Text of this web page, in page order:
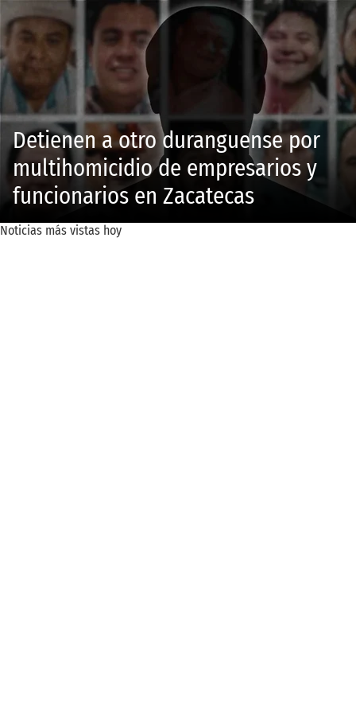
Detienen a otro duranguense por
multihomicidio de empresarios y
funcionarios en Zacatecas
Noticias más vistas hoy